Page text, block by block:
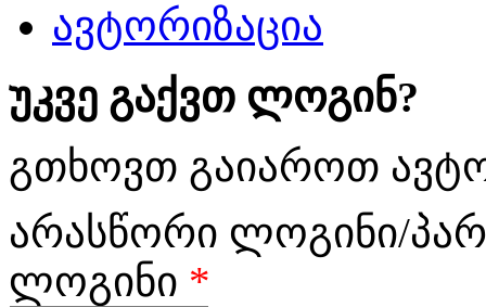
ავტორიზაცია
უკვე გაქვთ ლოგინ?
გთხოვთ გაიაროთ
არასწორი ლოგინი/
ლოგინი *